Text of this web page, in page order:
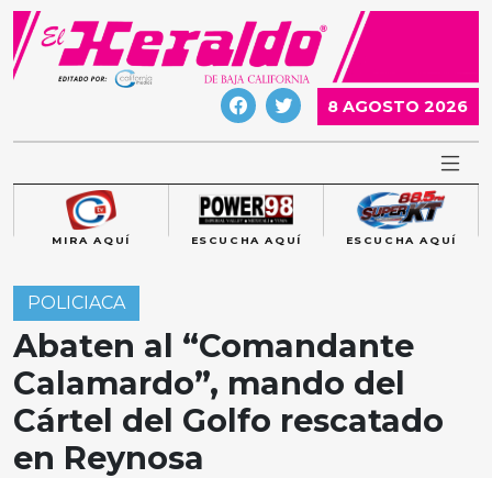
Skip
content
8 AGOSTO 2026
MIRA AQUÍ ESCUCHA AQUÍ ESCUCHA AQUÍ
POLICIACA
Abaten al “Comandante
Calamardo”, mando del
Cártel del Golfo rescatado
en Reynosa